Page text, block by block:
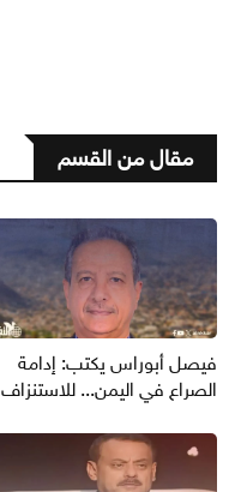
مقال من القسم
فيصل أبوراس يكتب: إدامة
الصراع في اليمن... للاستنزاف